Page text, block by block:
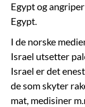
Egypt og
Egypt.
I de norske
Israel utsetter
Israel er det
de som skyter
mat, medisiner